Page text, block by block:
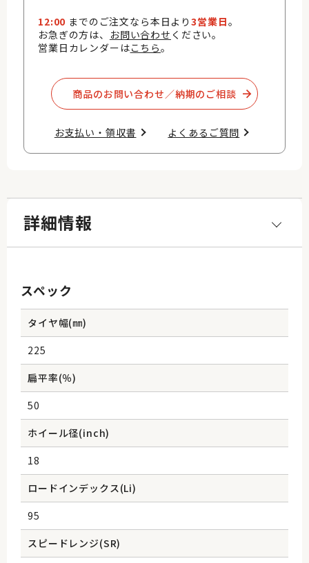
12:00 までのご注文なら本日より3営業日。
お急ぎの方は、 お問い合わせ ください。
営業日カレンダーはこちら。
商品のお問い合わせ／納期のご相談​
お支払い・領収書​ よくあるご質問​
詳細情報
スペック
タイヤ幅(㎜)
225
扁平率(％)
50
ホイール径(inch)
18
ロードインデックス(Li)
95
スピードレンジ(SR)